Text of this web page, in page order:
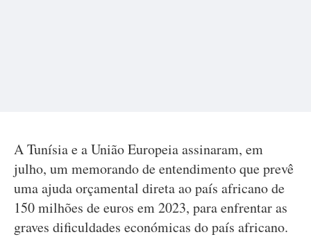
A Tunísia e a União Europeia assinaram, em
julho, um memorando de entendimento que prevê
uma ajuda orçamental direta ao país africano de
150 milhões de euros em 2023, para enfrentar as
graves dificuldades económicas do país africano.